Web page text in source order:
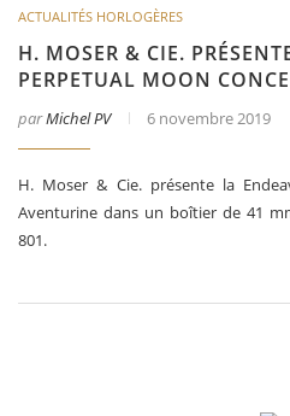
ACTUALITÉS HORLOGÈRES
H. MOSER & CIE.
PERPETUAL MOON
parMichel PV 6 novembre 2019
H. Moser & Cie. présente la
Aventurine dans un boîtier de 41
801.